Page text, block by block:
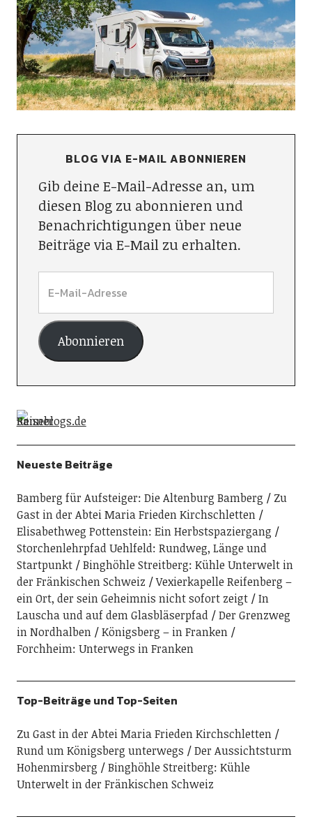
BLOG VIA E-MAIL ABONNIEREN
Gib deine E-Mail-Adresse an, um
diesen Blog zu abonnieren und
Benachrichtigungen über neue
Beiträge via E-Mail zu erhalten.
Abonnieren
Neueste Beiträge
Bamberg für Aufsteiger: Die Altenburg Bamberg
Zu
Gast in der Abtei Maria Frieden Kirchschletten
Elisabethweg Pottenstein: Ein Herbstspaziergang
Storchenlehrpfad Uehlfeld: Rundweg, Länge und
Startpunkt
Binghöhle Streitberg: Kühle Unterwelt in
der Fränkischen Schweiz
Vexierkapelle Reifenberg –
ein Ort, der sein Geheimnis nicht sofort zeigt
In
Lauscha und auf dem Glasbläserpfad
Der Grenzweg
in Nordhalben
Königsberg – in Franken
Forchheim: Unterwegs in Franken
Top-Beiträge und Top-Seiten
Zu Gast in der Abtei Maria Frieden Kirchschletten
Rund um Königsberg unterwegs
Der Aussichtsturm
Hohenmirsberg
Binghöhle Streitberg: Kühle
Unterwelt in der Fränkischen Schweiz